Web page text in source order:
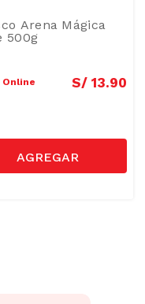
Arena Mágica
500g
Online S/ 13.90